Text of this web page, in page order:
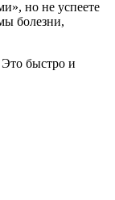
но не успеете
болезни,
быстро и